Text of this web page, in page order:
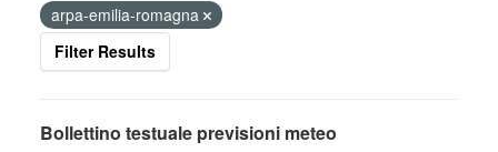
arpa-emilia-romagna
Filter Results
Bollettino testuale previsioni meteo